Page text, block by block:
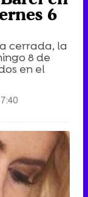
6
cerrada, la
8 de
en el